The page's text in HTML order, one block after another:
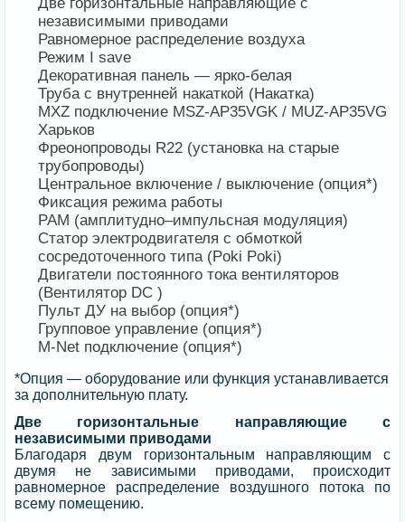
Две горизонтальные направляющие с
независимыми приводами
Равномерное распределение воздуха
Режим I save
Декоративная панель — ярко-белая
Труба с внутренней накаткой (Накатка)
MXZ подключение MSZ-AP35VGK / MUZ-AP35VG
Харьков
Фреонопроводы R22 (установка на старые
трубопроводы)
Центральное включение / выключение (опция*)
Фиксация режима работы
PAM (амплитудно–импульсная модуляция)
Статор электродвигателя с обмоткой
сосредоточенного типа (Poki Poki)
Двигатели постоянного тока вентиляторов
(Вентилятор DC )
Пульт ДУ на выбор (опция*)
Групповое управление (опция*)
M-Net подключение (опция*)
*Опция — оборудование или функция устанавливается
за дополнительную плату.
Две горизонтальные направляющие с
независимыми приводами
Благодаря двум горизонтальным направляющим с
двумя не зависимыми приводами, происходит
равномерное распределение воздушного потока по
всему помещению.